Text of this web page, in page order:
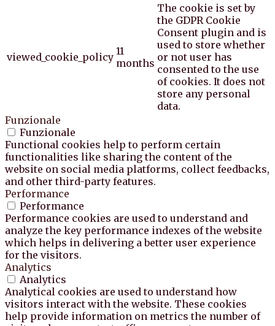
viewed_cookie_policy 11
months
The cookie is set by
the GDPR Cookie
Consent plugin and is
used to store whether
or not user has
consented to the use
of cookies. It does not
store any personal
data.
Funzionale
Funzionale
Functional cookies help to perform certain
functionalities like sharing the content of the
website on social media platforms, collect feedbacks,
and other third-party features.
Performance
Performance
Performance cookies are used to understand and
analyze the key performance indexes of the website
which helps in delivering a better user experience
for the visitors.
Analytics
Analytics
Analytical cookies are used to understand how
visitors interact with the website. These cookies
help provide information on metrics the number of